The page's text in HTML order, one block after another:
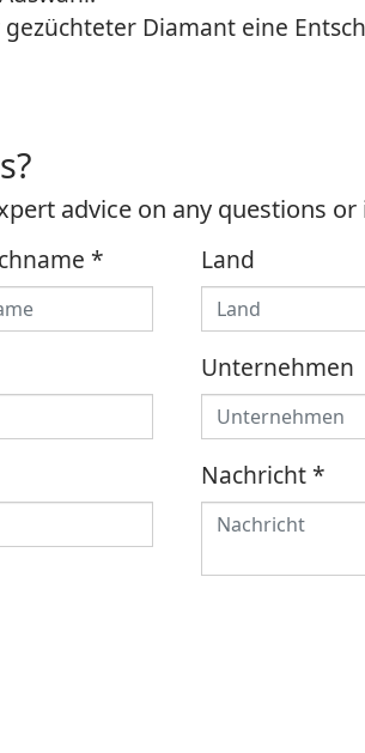
Diamant eine
advice on any questions
* Land
Unternehmen
Nachricht*